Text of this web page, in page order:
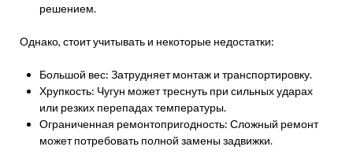
решением.
Однако, стоит учитывать и некоторые недостатки:
Большой вес: Затрудняет монтаж и транспортировку.
Хрупкость: Чугун может треснуть при сильных ударах
или резких перепадах температуры.
Ограниченная ремонтопригодность: Сложный ремонт
может потребовать полной замены задвижки.